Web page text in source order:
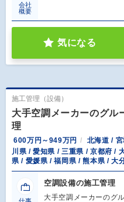
会社
概要
気になる
施工管理（設備）
大手空調メーカーのグ
理
600万円～949万円
北海道 /
川県 / 愛知県 / 三重県 / 京都府 /
県 / 愛媛県 / 福岡県 / 熊本県 / 大
空調設備の施工管理
大手空調メーカーのグ